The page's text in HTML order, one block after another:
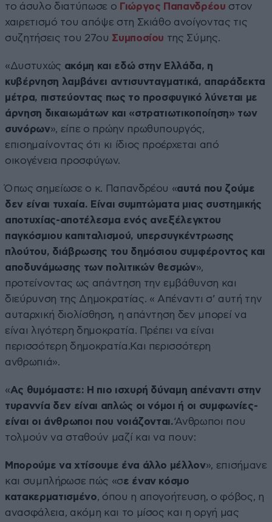
το άσυλο διατύπωσε ο Γιώργος Παπανδρέου στον
χαιρετισμό του απόψε στη Σκιάθο ανοίγοντας τις
συζητήσεις του 27ου Συμποσίου της Σύμης.
«Δυστυχώς ακόμη και εδώ στην Ελλάδα, η
κυβέρνηση λαμβάνει αντισυνταγματικά, απαράδεκτα
μέτρα, πιστεύοντας πως το προσφυγικό λύνεται με
άρνηση δικαιωμάτων και «στρατιωτικοποίηση» των
συνόρων», είπε ο πρώην πρωθυπουργός,
επισημαίνοντας ότι κι ίδιος προέρχεται από
οικογένεια προσφύγων.
Όπως σημείωσε ο κ. Παπανδρέου «αυτά που ζούμε
δεν είναι τυχαία. Είναι συμπτώματα μιας συστημικής
αποτυχίας-αποτέλεσμα ενός ανεξέλεγκτου
παγκόσμιου καπιταλισμού, υπερσυγκέντρωσης
πλούτου, διάβρωσης του δημόσιου συμφέροντος και
αποδυνάμωσης των πολιτικών θεσμών»,
προτείνοντας ως απάντηση την εμβάθυνση και
διεύρυνση της Δημοκρατίας. « Απέναντι σ’ αυτή την
αυταρχική διολίσθηση, η απάντηση δεν μπορεί να
είναι λιγότερη δημοκρατία. Πρέπει να είναι
περισσότερη δημοκρατία.Και περισσότερη
ανθρωπιά».
«Ας θυμόμαστε: Η πιο ισχυρή δύναμη απέναντι στην
τυραννία δεν είναι απλώς οι νόμοι ή οι συμφωνίες-
είναι οι άνθρωποι που νοιάζονται.‘Ανθρωποι που
τολμούν να σταθούν μαζί και να πουν:
Μπορούμε να χτίσουμε ένα άλλο μέλλον», επισήμανε
και συμπλήρωσε πώς «σε έναν κόσμο
κατακερματισμένο, όπου η απογοήτευση, ο φόβος, η
ανασφάλεια, ακόμη και το μίσος και η οργή μας